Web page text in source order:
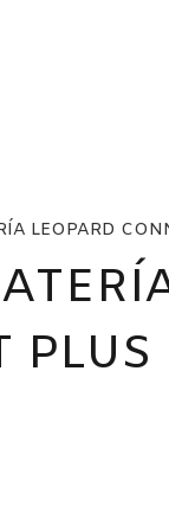
LEOPARD
PLUS